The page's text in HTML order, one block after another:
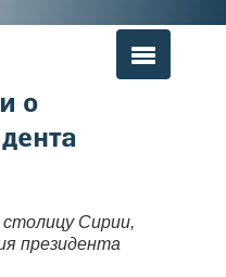
о
Сирии,
президента